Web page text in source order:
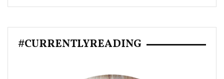
#CURRENTLYREADING